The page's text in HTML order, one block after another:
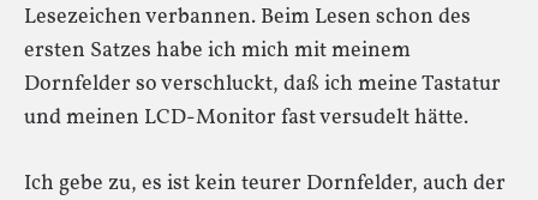
Lesezeichen verbannen. Beim Lesen schon des
ersten Satzes habe ich mich mit meinem
Dornfelder so verschluckt, daß ich meine Tastatur
und meinen LCD-Monitor fast versudelt hätte.
Ich gebe zu, es ist kein teurer Dornfelder, auch der